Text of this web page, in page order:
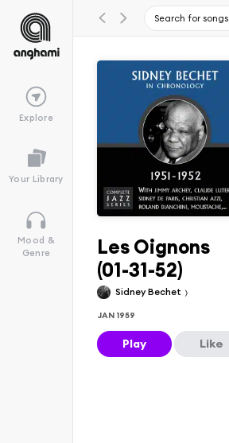
Explore
Your Library
Mood &
Genre
Les Oignons
(01-31-52)
Sidney Bechet
JAN 1959
Play Like